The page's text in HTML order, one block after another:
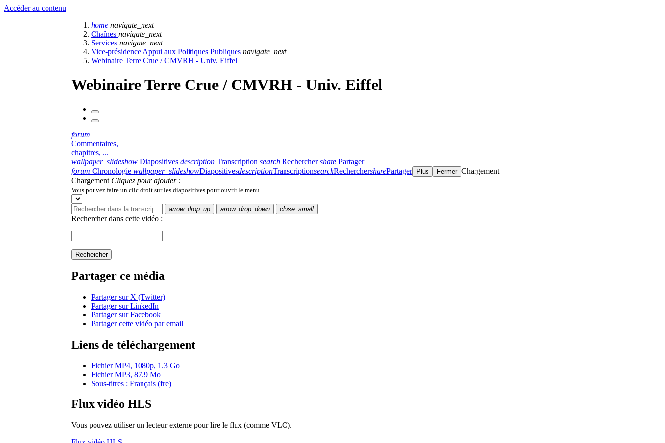
Accéder au contenu
home navigate_next
Chaînes navigate_next
Services navigate_next
Vice-présidence Appui aux Politiques Publiques navigate_next
Webinaire Terre Crue / CMVRH - Univ. Eiffel
Webinaire Terre Crue / CMVRH - Univ. Eiffel
forum
Commentaires,
chapitres, ...
wallpaper_slideshow Diapositives description Transcription search Rechercher share Partager
forum Chronologie wallpaper_slideshowDiapositivesdescriptionTranscriptionsearchRecherchersharePartager Plus Fermer Chargement
Chargement Cliquez pour ajouter :
Vous pouvez faire un clic droit sur les diapositives pour ouvrir le menu
arrow_drop_up arrow_drop_down close_small
Rechercher dans cette vidéo :
Rechercher
Partager ce média
Partager sur X (Twitter)
Partager sur LinkedIn
Partager sur Facebook
Partager cette vidéo par email
Liens de téléchargement
Fichier MP4, 1080p, 1.3 Go
Fichier MP3, 87.9 Mo
Sous-titres : Français (fre)
Flux vidéo HLS
Vous pouvez utiliser un lecteur externe pour lire le flux (comme VLC).